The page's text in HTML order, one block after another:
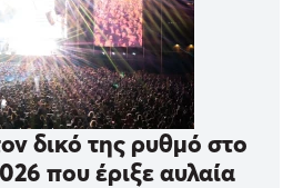
δικό της ρυθμό στο
που έριξε αυλαία